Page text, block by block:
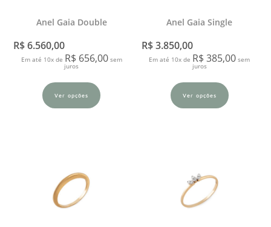
Anel Gaia Double
R$6.560,00
Em até 10x de R$ 656,00sem
juros
Ver opções
Anel Gaia Single
R$3.850,00
Em até 10x de R$ 385,00 sem
juros
Ver opções